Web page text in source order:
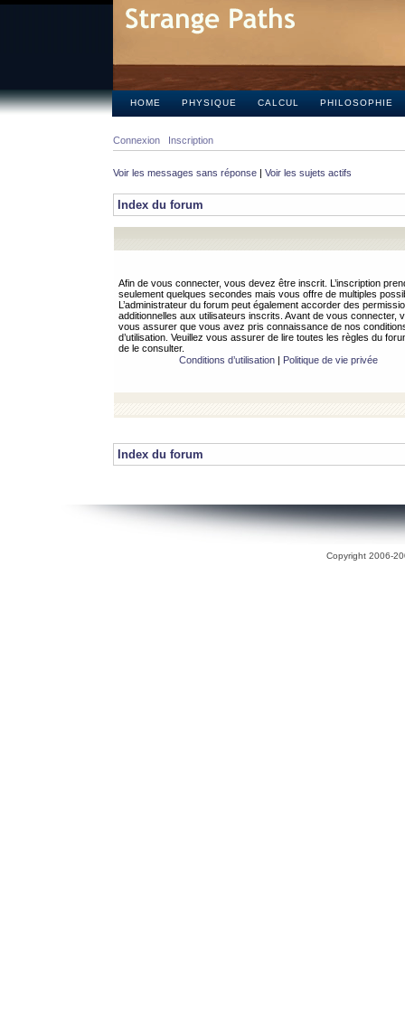
HOME PHYSIQUE CALCUL PHILOSOPHIE
Connexion Inscription
Voir les messages sans réponse | Voir les sujets actifs
Index du forum
Afin de vous connecter, vous devez être inscrit. L’inscription
seulement quelques secondes mais vous offre de multiples
L’administrateur du forum peut également accorder des
additionnelles aux utilisateurs inscrits. Avant de vous connecter,
vous assurer que vous avez pris connaissance de nos
d’utilisation. Veuillez vous assurer de lire toutes les règles du
de le consulter.
Conditions d’utilisation| Politique de vie privée
Index du forum
Copyright 2006-